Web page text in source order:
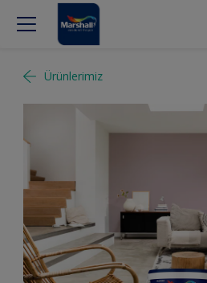
Ürünlerimiz